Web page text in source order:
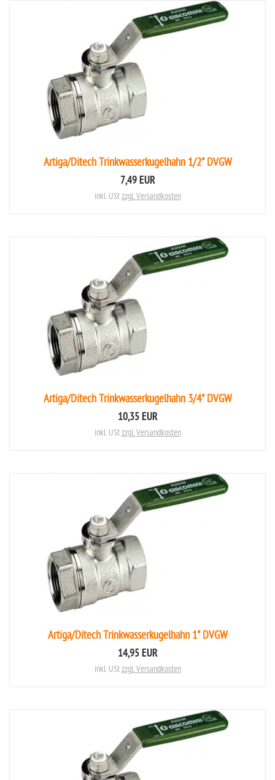
Artiga/Ditech Trinkwasserkugelhahn 1/2" DVGW
7,49 EUR
inkl. UStzzgl. Versandkosten
Artiga/Ditech Trinkwasserkugelhahn 3/4" DVGW
10,35 EUR
inkl. UStzzgl. Versandkosten
Artiga/Ditech Trinkwasserkugelhahn 1" DVGW
14,95 EUR
inkl. UStzzgl. Versandkosten